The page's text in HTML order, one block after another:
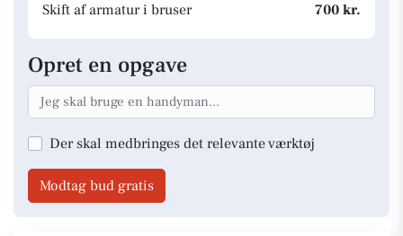
Skift af armatur i bruser 700 kr.
Opret en opgave
Der skal medbringes det relevante værktøj
Modtag bud gratis